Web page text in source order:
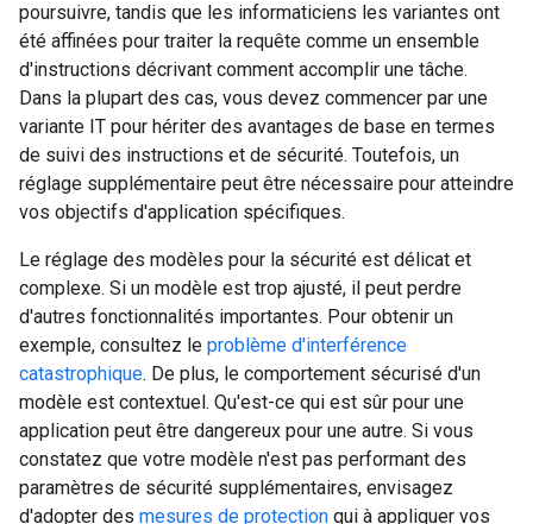
poursuivre, tandis que les informaticiens les variantes ont
été affinées pour traiter la requête comme un ensemble
d'instructions décrivant comment accomplir une tâche.
Dans la plupart des cas, vous devez commencer par une
variante IT pour hériter des avantages de base en termes
de suivi des instructions et de sécurité. Toutefois, un
réglage supplémentaire peut être nécessaire pour atteindre
vos objectifs d'application spécifiques.
Le réglage des modèles pour la sécurité est délicat et
complexe. Si un modèle est trop ajusté, il peut perdre
d'autres fonctionnalités importantes. Pour obtenir un
exemple, consultez le problème d'interférence
catastrophique. De plus, le comportement sécurisé d'un
modèle est contextuel. Qu'est-ce qui est sûr pour une
application peut être dangereux pour une autre. Si vous
constatez que votre modèle n'est pas performant des
paramètres de sécurité supplémentaires, envisagez
d'adopter des mesures de protection qui à appliquer vos